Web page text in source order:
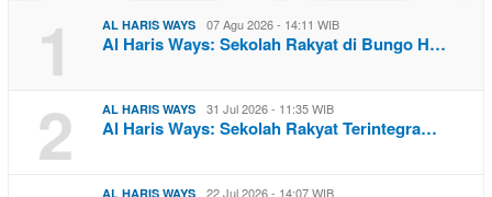
1 AL HARIS WAYS 07 Agu 2026 - 14:11 WIB
Al Haris Ways: Sekolah Rakyat di Bungo H…
2 AL HARIS WAYS 31 Jul 2026 - 11:35 WIB
Al Haris Ways: Sekolah Rakyat Terintegra…
AL HARIS WAYS 22 Jul 2026 - 14:07 WIB